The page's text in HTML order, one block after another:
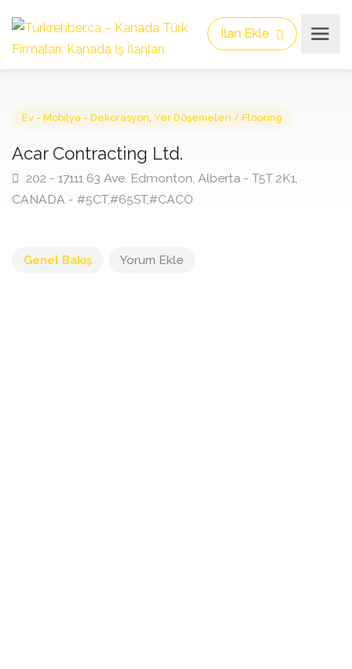
İlan Ekle
Acar Contracting Ltd.
202 - 17111 63 Ave. Edmonton, Alberta - T5T 2K1,
Genel Bakış Yorum Ekle